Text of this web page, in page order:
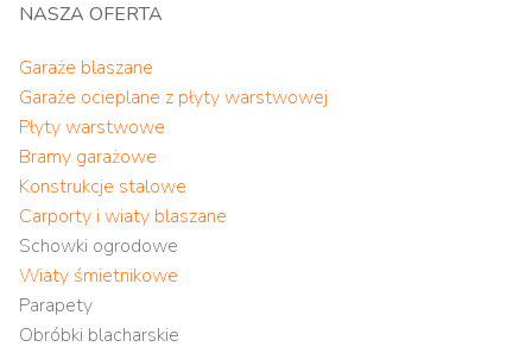
NASZA OFERTA
Garaże blaszane
Garaże ocieplane z płyty warstwowej
Płyty warstwowe
Bramy garażowe
Konstrukcje stalowe
Carporty i wiaty blaszane
Schowki ogrodowe
Wiaty śmietnikowe
Parapety
Obróbki blacharskie